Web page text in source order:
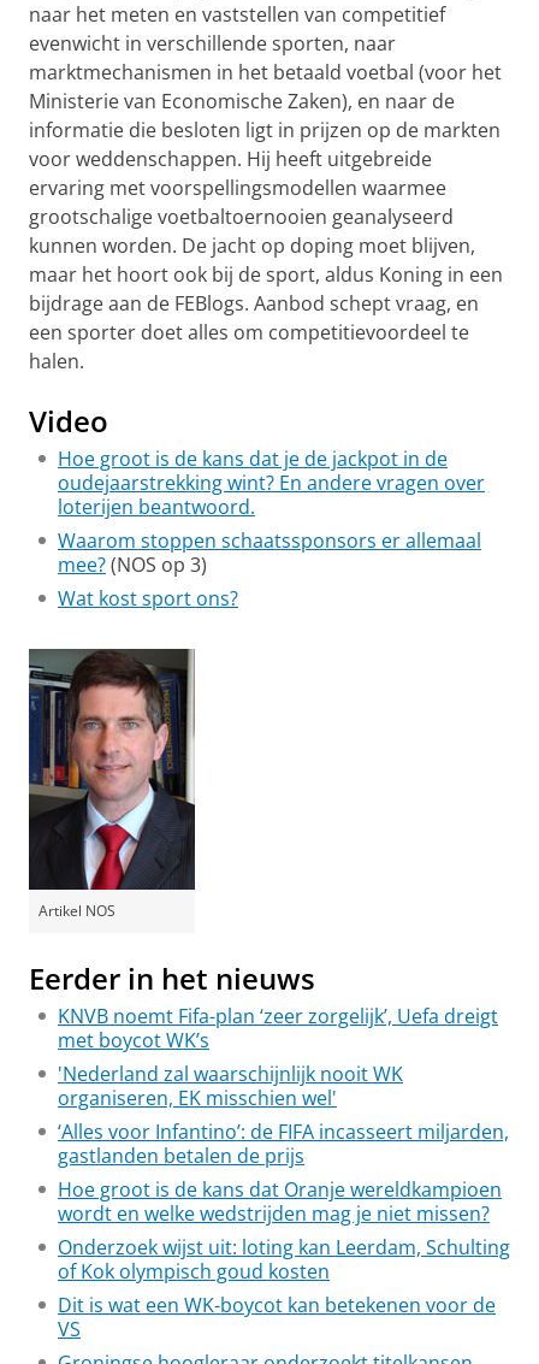
naar het meten en vaststellen van competitief
evenwicht in verschillende sporten, naar
marktmechanismen in het betaald voetbal (voor het
Ministerie van Economische Zaken), en naar de
informatie die besloten ligt in prijzen op de markten
voor weddenschappen. Hij heeft uitgebreide
ervaring met voorspellingsmodellen waarmee
grootschalige voetbaltoernooien geanalyseerd
kunnen worden. De jacht op doping moet blijven,
maar het hoort ook bij de sport, aldus Koning in een
bijdrage aan de FEBlogs. Aanbod schept vraag, en
een sporter doet alles om competitievoordeel te
halen.
Video
Hoe groot is de kans dat je de jackpot in de
oudejaarstrekking wint? En andere vragen over
loterijen beantwoord.
Waarom stoppen schaatssponsors er allemaal
mee?(NOS op 3)
Wat kost sport ons?
Artikel NOS
Eerder in het nieuws
KNVB noemt Fifa-plan ‘zeer zorgelijk’, Uefa dreigt
met boycot WK’s
'Nederland zal waarschijnlijk nooit WK
organiseren, EK misschien wel'
‘Alles voor Infantino’: de FIFA incasseert miljarden,
gastlanden betalen de prijs
Hoe groot is de kans dat Oranje wereldkampioen
wordt en welke wedstrijden mag je niet missen?
Onderzoek wijst uit: loting kan Leerdam, Schulting
of Kok olympisch goud kosten
Dit is wat een WK-boycot kan betekenen voor de
VS